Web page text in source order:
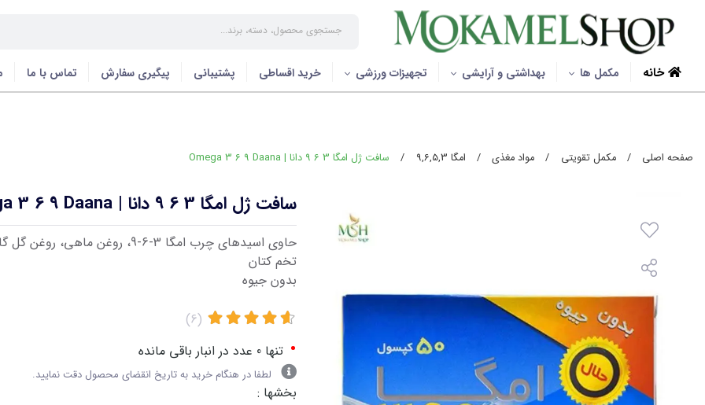
خانه مکمل ها بهداشتی و آرایشی تجهیزات ورزشی خرید اقساطی پشتیبانی پیگیری سفارش تماس با ما
صفحه اصلی / مکمل تقویتی / مواد مغذی / امگا 9,6,5,3 / سافت ژل امگا 3 6 9 دانا | Omega 3 6 9 Daana
سافت ژل امگا 3 6 9 دانا | Omega 3 6 9 Daana
حاوی اسیدهای چرب امگا 3-6-9، روغن ماهی،
تخم کتان
بدون جیوه
(6)
• تنها 0 عدد در انبار باقی مانده
لطفا در هنگام خرید به تاریخ انقضای محصول دقت نمایید.
بخشها :